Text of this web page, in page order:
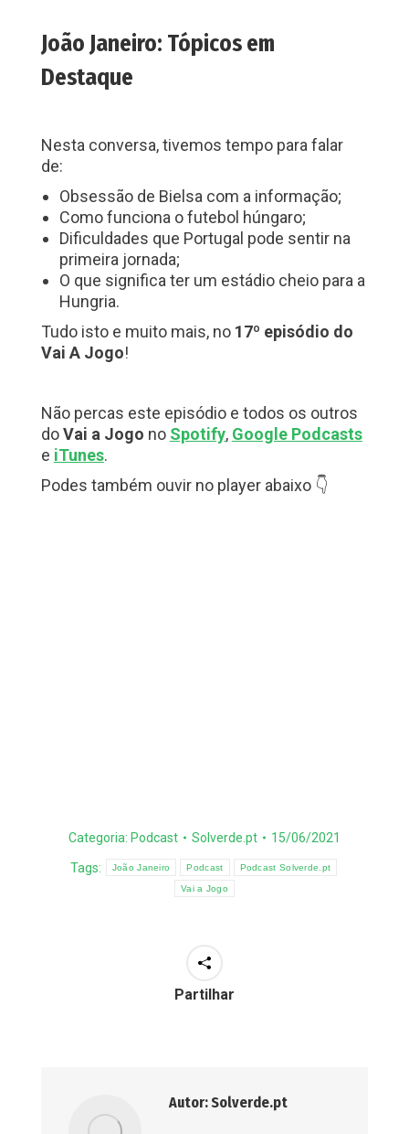
João Janeiro: Tópicos em
Destaque
Nesta conversa, tivemos tempo para falar
de:
Obsessão de Bielsa com a informação;
Como funciona o futebol húngaro;
Dificuldades que Portugal pode sentir na
primeira jornada;
O que significa ter um estádio cheio para a
Hungria.
Tudo isto e muito mais, no 17º episódio do
Vai A Jogo!
Não percas este episódio e todos os outros
doVai a Jogo no Spotify, Google Podcasts
e iTunes.
Podes também ouvir no player abaixo 👇
Categoria: Podcast Solverde.pt 15/06/2021
Tags: João Janeiro Podcast Podcast Solverde.pt
Vai a Jogo
Partilhar
Autor:Solverde.pt